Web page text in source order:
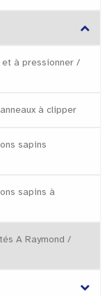
à pressionner /
à clipper
sapins
sapins à
A Raymond /